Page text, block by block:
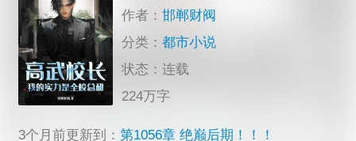
作者：邯郸财阀
分类：都市小说
状态：连载
224万字
3个月前更新到： 第1056章 绝巅后期！！！